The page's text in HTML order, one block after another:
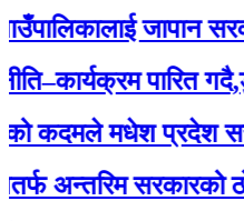
जापान
पारित
मधेश प्रदेश सरकार
सरकारको ठोस